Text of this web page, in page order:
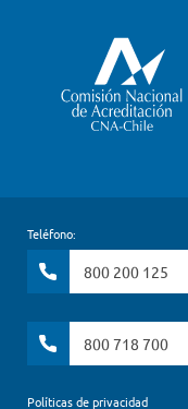
Teléfono:
800 200 125
800 718 700
Políticas de privacidad